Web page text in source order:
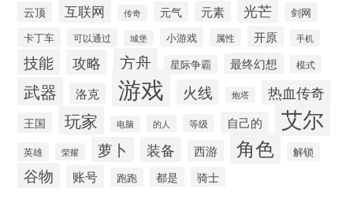
云顶 互联网 传奇 元气 元素 光芒
剑网
卡丁车
可以通过 城堡 小游戏 属性 开原 手机
技能 攻略 方舟 星际争霸 最终幻想 模式
武器 洛克 游戏 火线 炮塔 热血传奇
王国 玩家 电脑 的人 等级 自己的 艾尔
英雄 荣耀 萝卜 装备 西游 角色 解锁
谷物 账号 跑跑 都是 骑士